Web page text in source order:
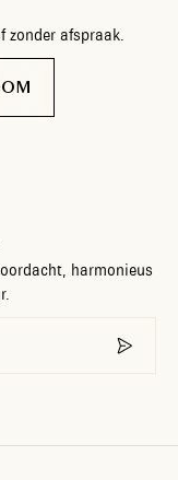
zonder afspraak.
harmonieus